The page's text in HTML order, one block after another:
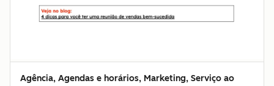
Agência, Agendas e horários, Marketing, Serviço ao